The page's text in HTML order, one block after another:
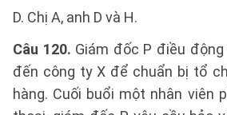
D. Chị A, anh D và H.
Câu 120. Giám đốc P điều
đến công ty X để chuẩn bị tổ
hàng. Cuối buổi một nhân viên